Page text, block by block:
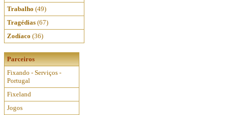
Trabalho (49)
Tragédias (67)
Zodíaco (36)
Parceiros
Fixando - Serviços -
Portugal
Fixeland
Jogos